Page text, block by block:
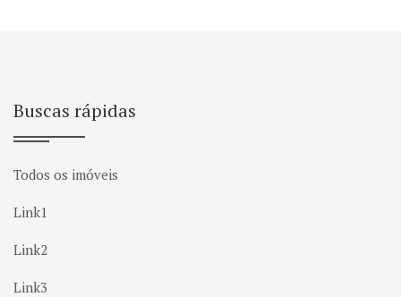
Buscas rápidas
Todos os imóveis
Link1
Link2
Link3